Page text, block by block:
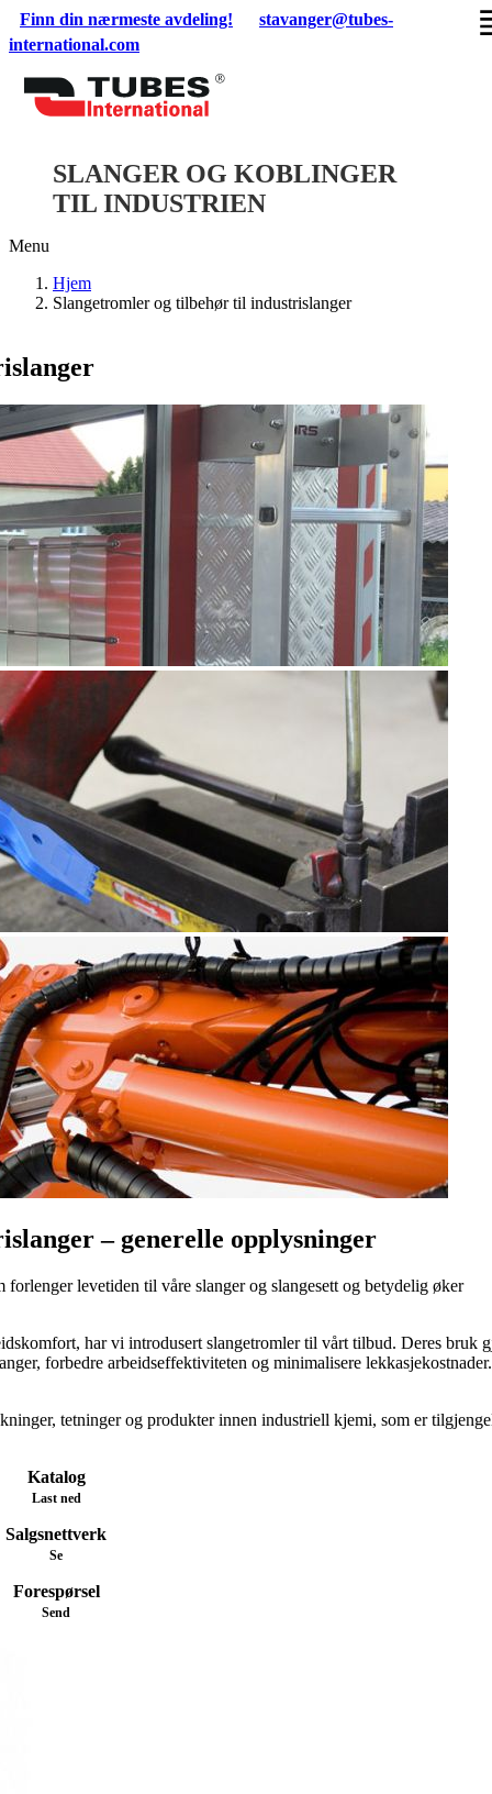
Skip
to
content
Finn din nærmeste avdeling!
stavanger@tubes-
international.com
SLANGER OG KOBLINGER
TIL INDUSTRIEN
Menu
Hjem
Slangetromler og tilbehør til industrislanger
– generelle opplysninger
levetiden til våre slanger og slangesett og betydelig øker
har vi introdusert slangetromler til vårt tilbud. Deres bruk
forbedre arbeidseffektiviteten og minimalisere lekkasjekostnader.
tetninger og produkter innen industriell kjemi, som er
Katalog
Last ned
Salgsnettverk
Se
Forespørsel
Send